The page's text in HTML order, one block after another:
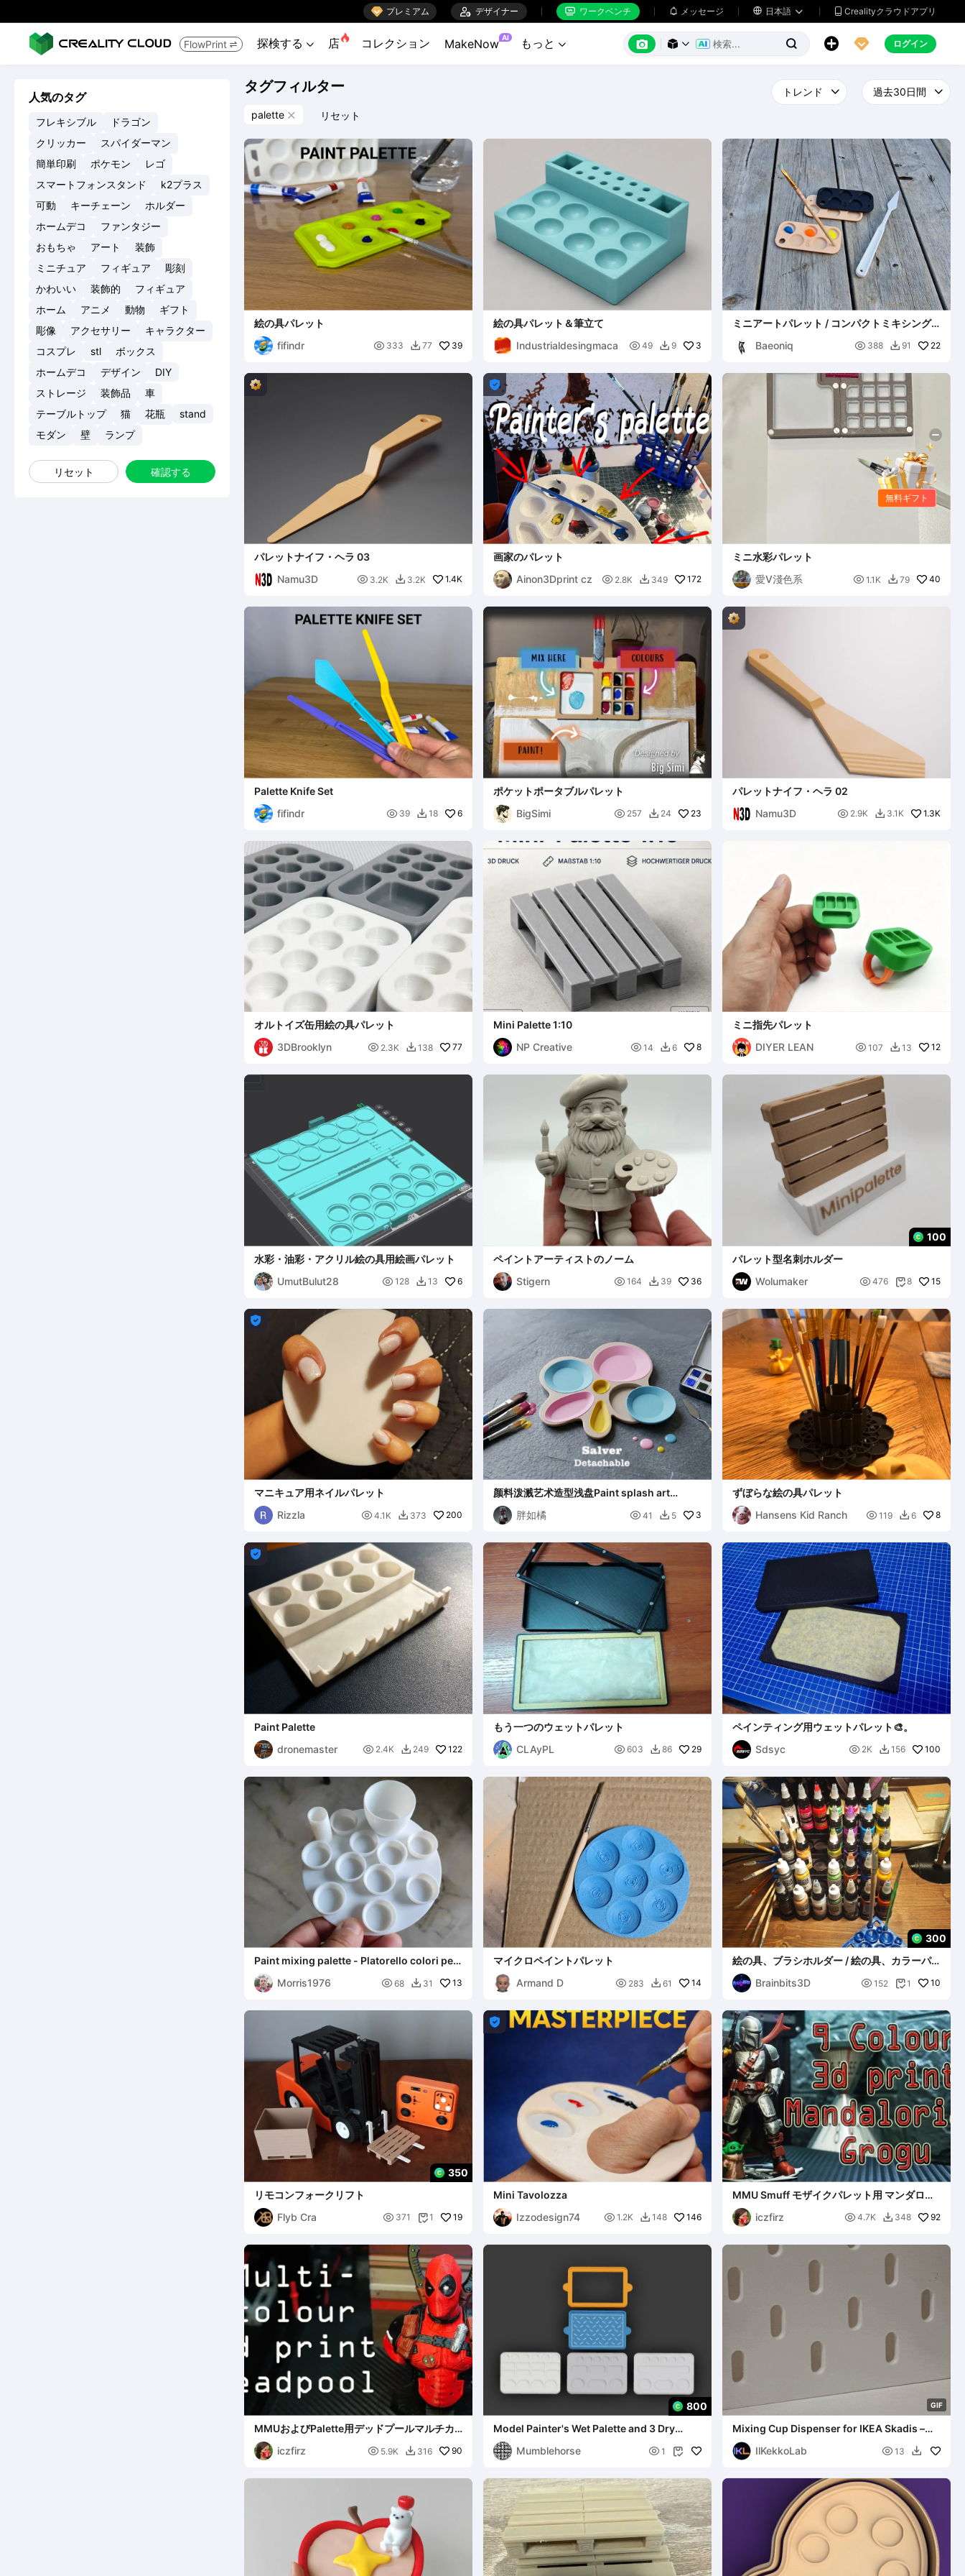
 プレミアム  デザイナー  ワークベンチ  メッセージ  日本語   Crealityクラウドアプリ
FlowPrint  探検する  店 コレクション MakeNow AI もっと        ログイン
人気のタグ
フレキシブル
ドラゴン
クリッカー
スパイダーマン
簡単印刷
ポケモン
レゴ
スマートフォンスタンド
k2プラス
可動
キーチェーン
ホルダー
ホームデコ
ファンタジー
おもちゃ
アート
装飾
ミニチュア
フィギュア
彫刻
かわいい
装飾的
フィギュア
ホーム
アニメ 動物
ギフト
彫像
アクセサリー
キャラクター
コスプレ
stl
ボックス
ホームデコ
デザイン
DIY
ストレージ
装飾品
車
テーブルトップ
猫 花瓶
stand
モダン
壁 ランプ
リセット 確認する
タグフィルター
palette  リセット
絵の具パレット
fifindr
 333  77 39
絵の具パレット＆筆立て
Industrialdesingmaca
 49  9 3
ミニアートパレット / コンパクトミキシング
Baeoniq
 388  91 22
パレットナイフ・ヘラ 03
Namu3D
 3.2K  3.2K 1.4K

画家のパレット
Ainon3Dprint cz
 2.8K  349 172
ミニ水彩パレット
愛V淺色系
 1.1K  79 40
Palette Knife Set
fifindr
 39  18 6
ポケットポータブルパレット
BigSimi
 257  24 23
パレットナイフ・ヘラ 02
Namu3D
 2.9K  3.1K 1.3K
オルトイズ缶用絵の具パレット
3DBrooklyn
 2.3K  138 77
Mini Palette 1:10
NP Creative
 14  6 8
ミニ指先パレット
DIYER LEAN
 107  13 12
水彩・油彩・アクリル絵の具用絵画パレット
UmutBulut28
 128  13 6
ペイントアーティストのノーム
Stigern
 164  39 36
100
パレット型名刺ホルダー
Wolumaker
 476 8 15

マニキュア用ネイルパレット
Rizzla
 4.1K  373 200
颜料泼溅艺术造型浅盘Paint splash art
shape shallow plate
胖如橘
 41  5 3
ずぼらな絵の具パレット
Hansens Kid Ranch
 119  6 8

Paint Palette
dronemaster
 2.4K  249 122
もう一つのウェットパレット
CLAyPL
 603  86 29
ペインティング用ウェットパレット🎨。
Sdsyc
 2K  156 100
Paint mixing palette - Platorello colori per
pittura
Morris1976
 68  31 13
マイクロペイントパレット
Armand D
 283  61 14
300
絵の具、ブラシホルダー / 絵の具、カラーパ
レット付きブラシホルダー
Brainbits3D
 152 1 10
350
リモコンフォークリフト
Flyb Cra
 371 1 19

Mini Tavolozza
Izzodesign74
 1.2K  148 146
MMU Smuff モザイクパレット用 マンダロリ
アン マルチカラー
iczfirz
 4.7K  348 92
MMUおよびPalette用デッドプールマルチカ
ラーリミックス
iczfirz
 5.9K  316 90
800
Model Painter's Wet Palette and 3 Dry
Palettes.
Mumblehorse
 1 
GIF
Mixing Cup Dispenser for IKEA Skadis –
One-Hand
IlKekkoLab
 13 
無料ギフト